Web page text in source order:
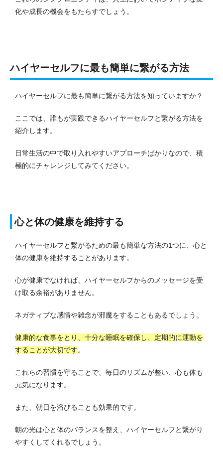
化や成長の機会をもたらすでしょう。
ハイヤーセルフに最も簡単に繋がる方法
ハイヤーセルフに最も簡単に繋がる方法を知っていますか？
ここでは、誰もが実践できるハイヤーセルフと繋がる方法を
紹介します。
日常生活の中で取り入れやすいアプローチばかりなので、積
極的にチャレンジしてみてください。
心と体の健康を維持する
ハイヤーセルフと繋がるための最も簡単な方法の1つに、心と
体の健康を維持することがあります。
心が健康でなければ、ハイヤーセルフからのメッセージを受
け取る余裕がありません。
ネガティブな感情や雑念が邪魔をすることもあるでしょう。
健康的な食事をとり、十分な睡眠を確保し、定期的に運動を
することが大切です。
これらの習慣を守ることで、毎日のリズムが整い、心も体も
元気になります。
また、朝日を浴びることも効果的です。
朝の光は心と体のバランスを整え、ハイヤーセルフと繋がり
やすくしてくれるでしょう。